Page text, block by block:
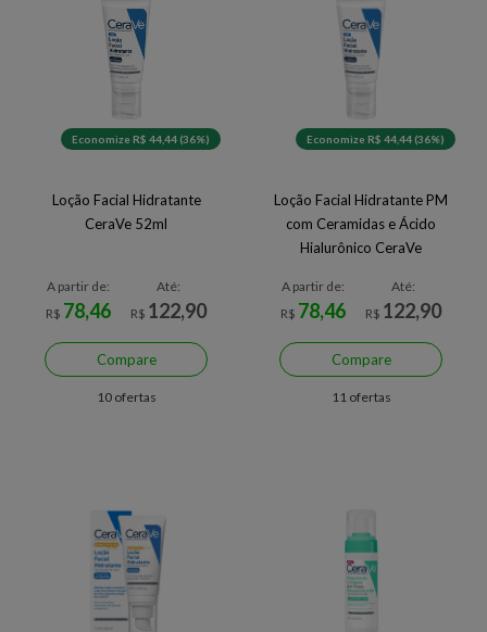
Economize R$ 44,44 (36%)
Loção Facial Hidratante
CeraVe 52ml
A partir de:
R$ 78,46
Até:
R$ 122,90
Compare
10 ofertas
Economize R$ 44,44 (36%)
Loção Facial Hidratante PM
com Ceramidas e Ácido
Hialurônico CeraVe
A partir de:
R$ 78,46
Até:
R$ 122,90
Compare
11 ofertas